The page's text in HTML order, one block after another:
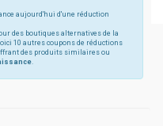
aujourd'hui d'une réduction
des boutiques alternatives de la
10 autres coupons de réductions
des produits similaires ou
.